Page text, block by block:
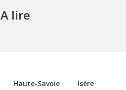
A lire
Haute-Savoie
Isère